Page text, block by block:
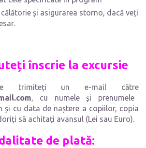
și asigurarea storno, dacă veți
înscrie la excursie
trimiteți un e-mail către
, cu numele și prenumele
și cu data de naștere a copiilor, copia
să achitați avansul (Lei sau Euro).
de plată: